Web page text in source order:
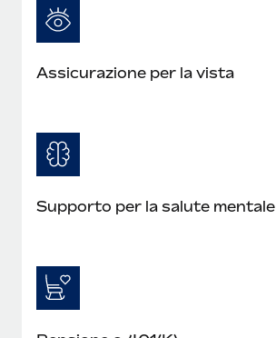
Assicurazione per la vista
Supporto per la salute mentale